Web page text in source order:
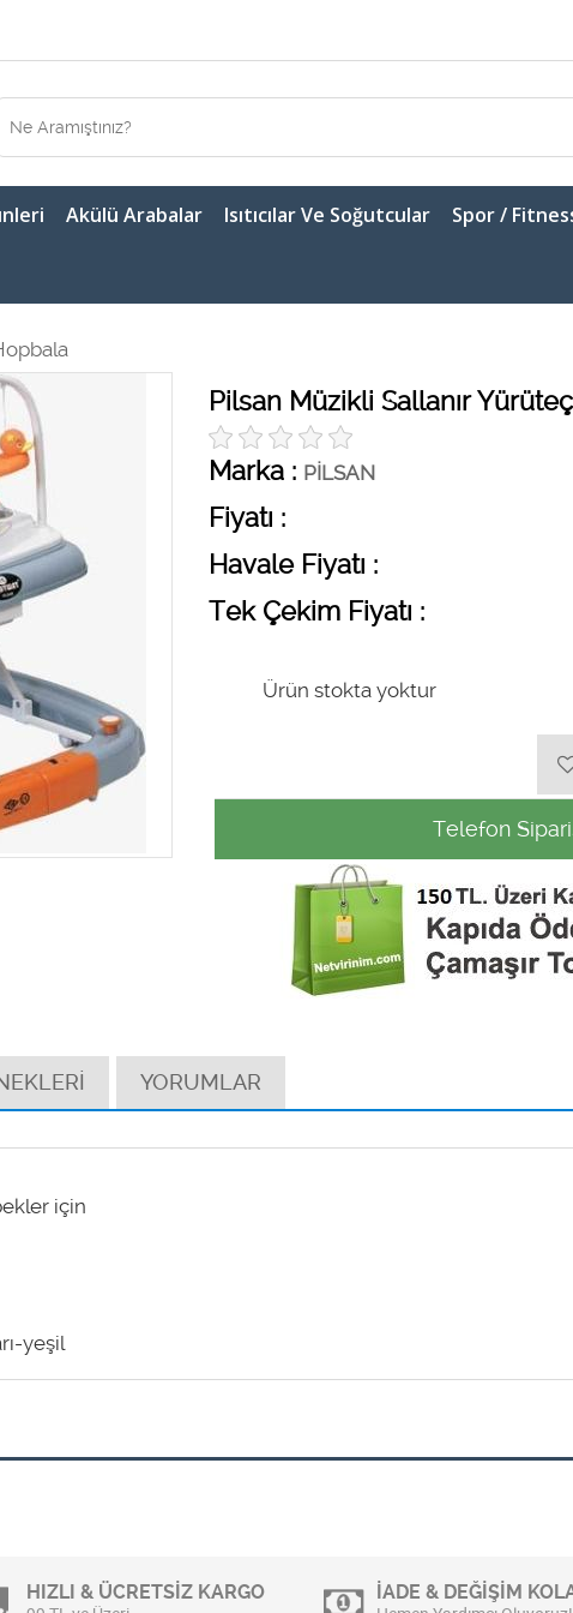
Akülü Arabalar Isıtıcılar Ve Soğutcular Spor /
Pilsan Müzikli Sallanır
Marka : PİLSAN
Fiyatı :
Havale Fiyatı :
Tek Çekim Fiyatı :
Ürün stokta yoktur
Telefon
YORUMLAR
için
yeşil
HIZLI & ÜCRETSİZ KARGO İADE & DEĞİŞİM